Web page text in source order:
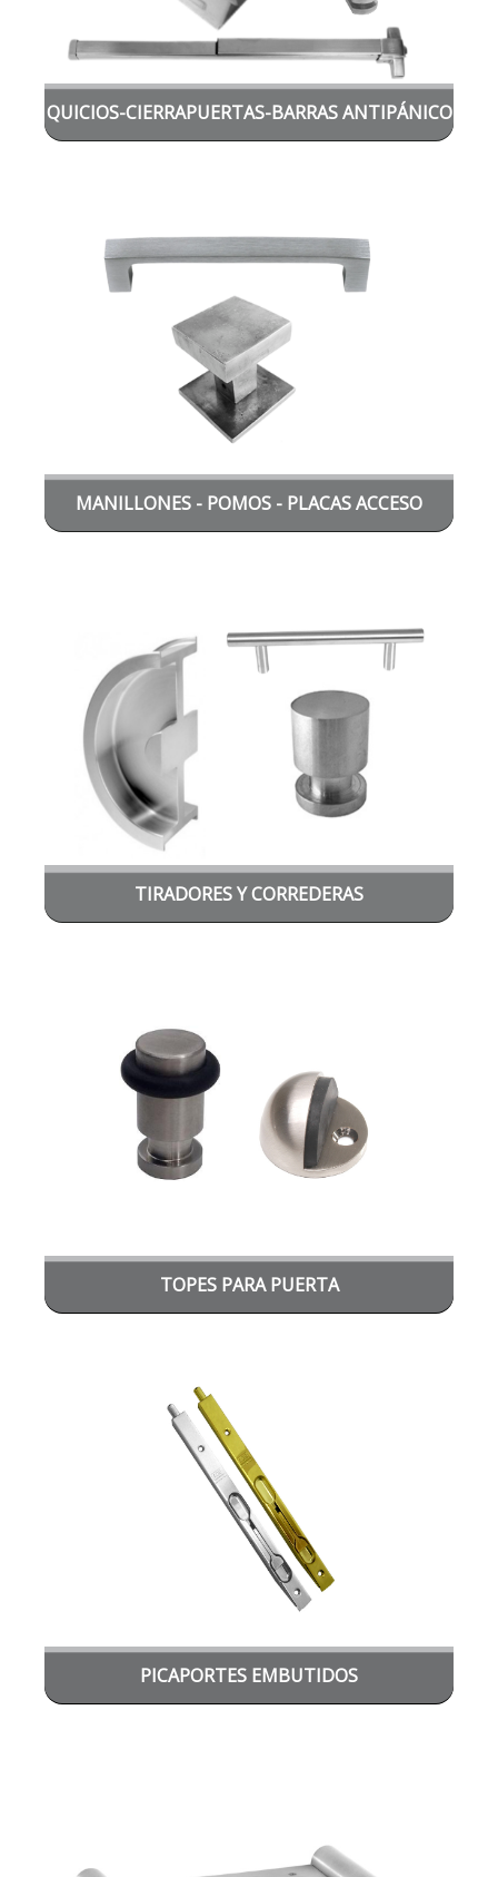
QUICIOS-CIERRAPUERTAS-BARRAS ANTIPÁNICO
MANILLONES - POMOS - PLACAS ACCESO
TIRADORES Y CORREDERAS
TOPES PARA PUERTA
PICAPORTES EMBUTIDOS